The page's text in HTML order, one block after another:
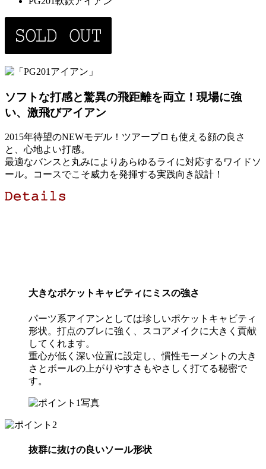
ソフトな打感と驚異の飛距離を両立！現場に強
い、激飛びアイアン
2015年待望のNEWモデル！ツアープロも使える顔の良さ
と、心地よい打感。
最適なバンスと丸みによりあらゆるライに対応するワイドソ
ール。コースでこそ威力を発揮する実践向き設計！
大きなポケットキャビティにミスの強さ
パーツ系アイアンとしては珍しいポケットキャビティ
形状。打点のブレに強く、スコアメイクに大きく貢献
してくれます。
重心が低く深い位置に設定し、慣性モーメントの大き
さとボールの上がりやすさもやさしく打てる秘密で
す。
抜群に抜けの良いソール形状